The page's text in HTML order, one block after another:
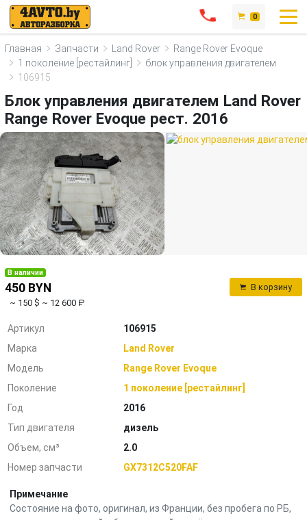
0
Главная Запчасти Land Rover
Range Rover Evoque
1 поколение [рестайлинг]
блок управления двигателем
106915
Блок управления двигателем Land Rover
Range Rover Evoque рест. 2016
В наличии
450 BYN
~ 150 $ ~ 12 600 ₽
В корзину
Артикул
106915
Марка
Land Rover
Модель
Range Rover Evoque
Поколение
1 поколение [рестайлинг]
Год
2016
Тип двигателя
дизель
Объем, см³
2.0
Номер запчасти
GX7312C520FAF
Примечание
Состояние на фото, оригинал, из Франции, без пробега по РБ,